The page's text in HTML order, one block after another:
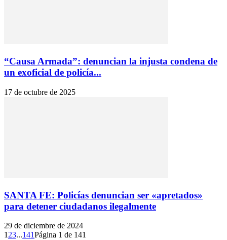
“Causa Armada”: denuncian la injusta condena de
un exoficial de policía...
17 de octubre de 2025
SANTA FE: Policías denuncian ser «apretados»
para detener ciudadanos ilegalmente
29 de diciembre de 2024
1 23...141Página 1 de 141